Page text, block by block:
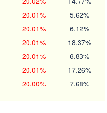
20.01% 5.62%
20.01% 6.12%
20.01% 18.37%
20.01% 6.83%
20.01% 17.26%
20.00% 7.68%